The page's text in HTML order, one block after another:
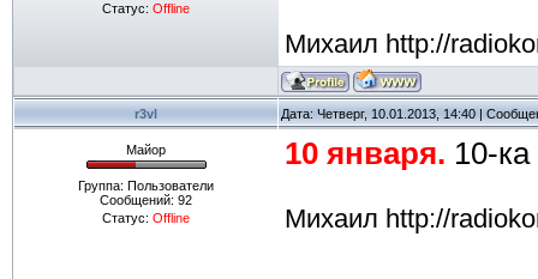
Статус: Offline
Михаил http://
r3vl Дата: Четверг, 10.01.2013, 14:40 |
Майор
Группа: Пользователи
Сообщений: 92
Статус: Offline
10 января. 10-
Михаил http://